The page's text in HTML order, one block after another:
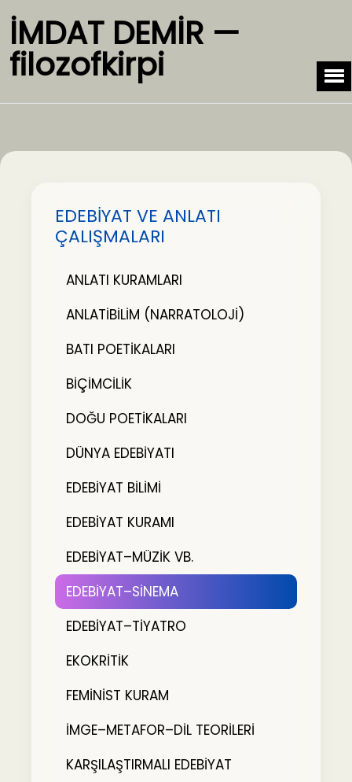
İMDAT DEMİR —
filozofkirpi
EDEBİYAT VE ANLATI
ÇALIŞMALARI
ANLATI KURAMLARI
ANLATİBİLİM (NARRATOLOJİ)
BATI POETİKALARI
BİÇİMCİLİK
DOĞU POETİKALARI
DÜNYA EDEBİYATI
EDEBİYAT BİLİMİ
EDEBİYAT KURAMI
EDEBİYAT–MÜZİK VB.
EDEBİYAT–SİNEMA
EDEBİYAT–TİYATRO
EKOKRİTİK
FEMİNİST KURAM
İMGE–METAFOR–DİL TEORİLERİ
KARŞILAŞTIRMALI EDEBİYAT